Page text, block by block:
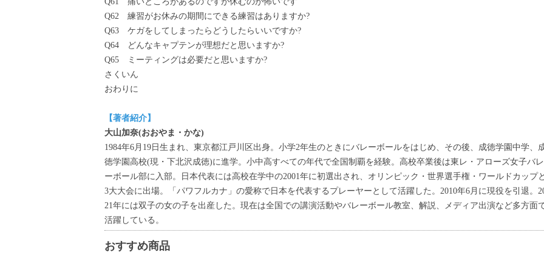
Q62 練習がお休みの期間にできる練習はありますか?
Q63 ケガをしてしまったらどうしたらいいですか?
Q64 どんなキャプテンが理想だと思いますか?
Q65 ミーティングは必要だと思いますか?
さくいん
おわりに
【著者紹介】
大山加奈(おおやま・かな)
1984年6月19日生まれ、東京都江戸川区出身。小学2年生のときにバレーボールをはじめ、その後、成徳学園中学、
徳学園高校(現・下北沢成徳)に進学。小中高すべての年代で全国制覇を経験。高校卒業後は東レ・アローズ女子バレ
ーボール部に入部。日本代表には高校在学中の2001年に初選出され、オリンピック・世界選手権・ワールドカップと
3大大会に出場。「パワフルカナ」の愛称で日本を代表するプレーヤーとして活躍した。2010年6月に現役を引退。
21年には双子の女の子を出産した。現在は全国での講演活動やバレーボール教室、解説、メディア出演など多方面
活躍している。
おすすめ商品